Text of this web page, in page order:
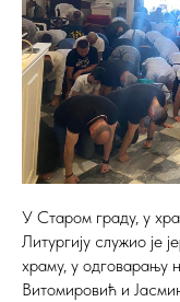
У Старом граду, у
Литургију служио је
храму, у одговарању
Витомировић и